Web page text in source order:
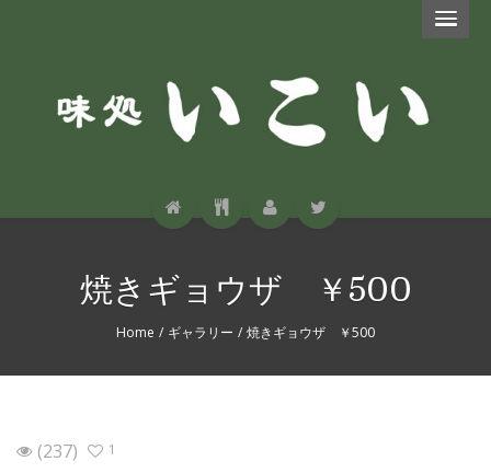
焼きギョウザ ￥500
Home / ギャラリー / 焼きギョウザ ￥500
(237) 1